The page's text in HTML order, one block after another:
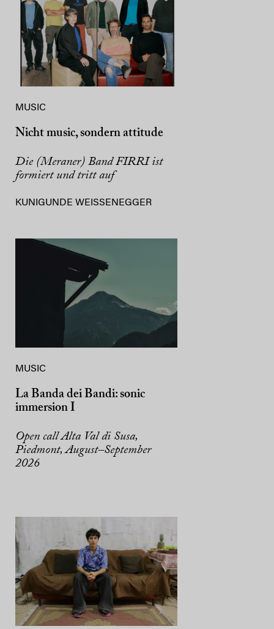
MUSIC
Nicht music, sondern attitude
Die (Meraner) Band FIRRI ist
formiert und tritt auf
KUNIGUNDE WEISSENEGGER
MUSIC
La Banda dei Bandi: sonic
immersion I
Open call Alta Val di Susa,
Piedmont, August–September
2026